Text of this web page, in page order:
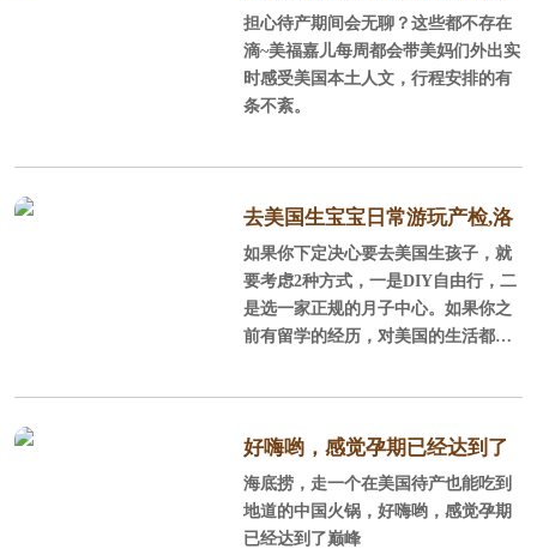
沛，气候温和，风景秀丽，环境优
美，平均每年286天的晴天，平均每年
降雨量300mm，年平均气温为17.
2℃，很适合孕产妈妈休养生息。
staples球场感受NBA球赛
担心待产期间会无聊？这些都不存在
滴~美福嘉儿每周都会带美妈们外出实
时感受美国本土人文，行程安排的有
条不紊。
去美国生宝宝日常游玩产检,洛
杉矶待产记
如果你下定决心要去美国生孩子，就
要考虑2种方式，一是DIY自由行，二
是选一家正规的月子中心。如果你之
前有留学的经历，对美国的生活都还
公停止工作，陪产的性价比不如找个
月子中心。一般对美国不太熟悉，或
者只是游玩过，同行的人也都不会外
语或者没有国外生活经历，建议订月
好嗨哟，感觉孕期已经达到了
巅峰
海底捞，走一个在美国待产也能吃到
地道的中国火锅，好嗨哟，感觉孕期
已经达到了巅峰